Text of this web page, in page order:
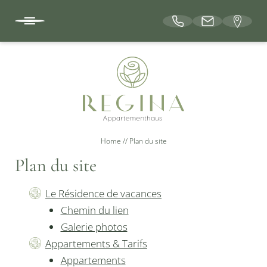
LE RÉSIDENCE DE VACANCES
APPARTEMENTS & TARIFS
BIEN-ÊTRE
LOISIRS
Home // Plan du site
Plan du site
Le Résidence de vacances
Chemin du lien
Galerie photos
Appartements & Tarifs
Appartements